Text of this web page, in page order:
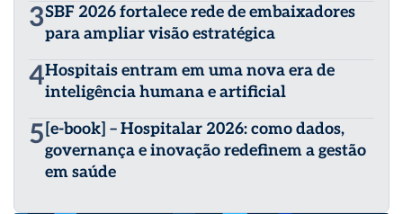
3SBF 2026 fortalece rede de embaixadores
para ampliar visão estratégica
4Hospitais entram em uma nova era de
inteligência humana e artificial
5 [e-book] – Hospitalar 2026: como dados,
governança e inovação redefinem a gestão
em saúde